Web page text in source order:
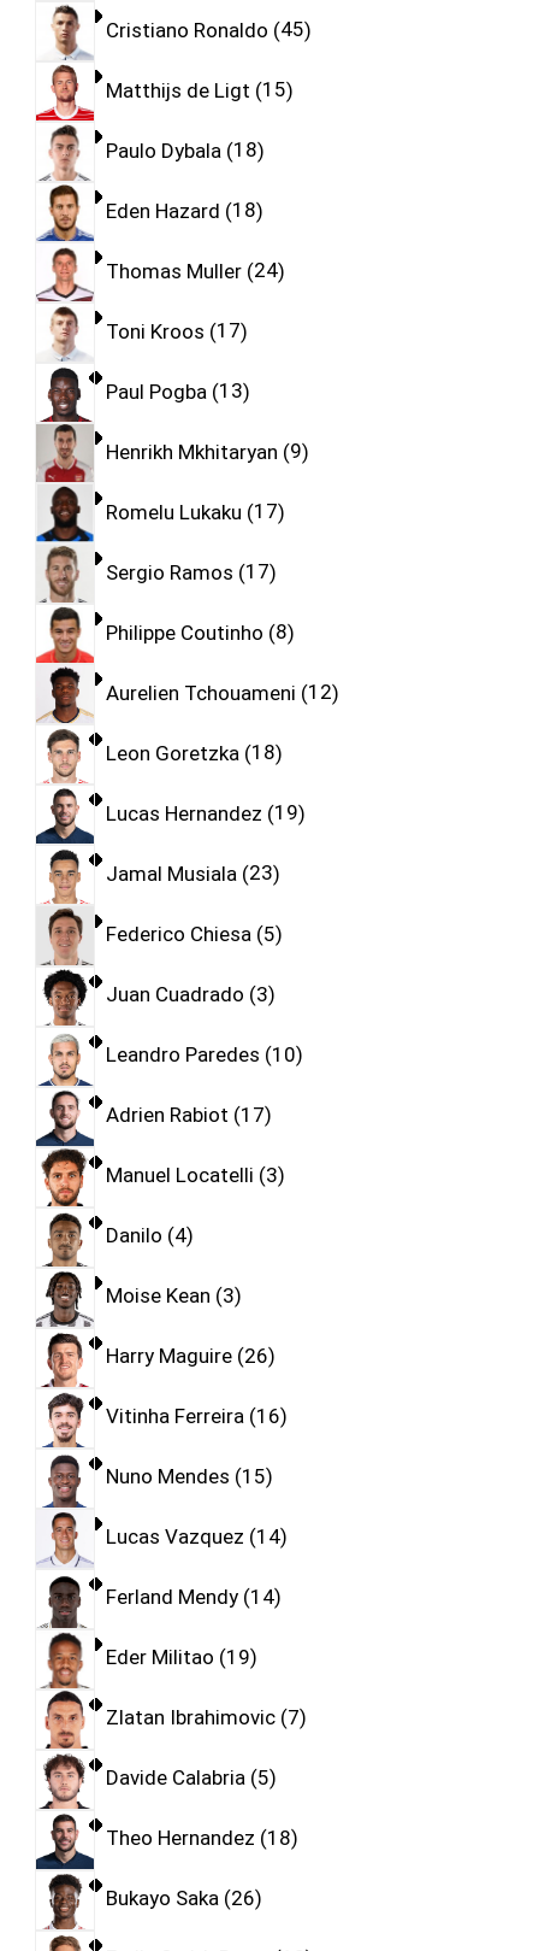
Cristiano Ronaldo 45
Matthijs de Ligt 15
Paulo Dybala 18
Eden Hazard 18
Thomas Muller 24
Toni Kroos 17
Paul Pogba 13
Henrikh Mkhitaryan 9
Romelu Lukaku 17
Sergio Ramos 17
Philippe Coutinho 8
Aurelien Tchouameni 12
Leon Goretzka 18
Lucas Hernandez 19
Jamal Musiala 23
Federico Chiesa 5
Juan Cuadrado 3
Leandro Paredes 10
Adrien Rabiot 17
Manuel Locatelli 3
Danilo 4
Moise Kean 3
Harry Maguire 26
Vitinha Ferreira 16
Nuno Mendes 15
Lucas Vazquez 14
Ferland Mendy 14
Eder Militao 19
Zlatan Ibrahimovic 7
Davide Calabria 5
Theo Hernandez 18
Bukayo Saka 26